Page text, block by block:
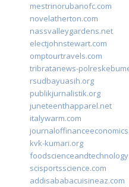
mestrinorubanofc.com
novelatherton.com
nassvalleygardens.net
electjohnstewart.com
omptourtravels.com
tribratanews-
rsudbayuasih.org
publikjurnalistik.org
juneteenthapparel.net
italywarm.com
kvk-kumari.org
scisportsscience.com
addisababacuisineaz.com